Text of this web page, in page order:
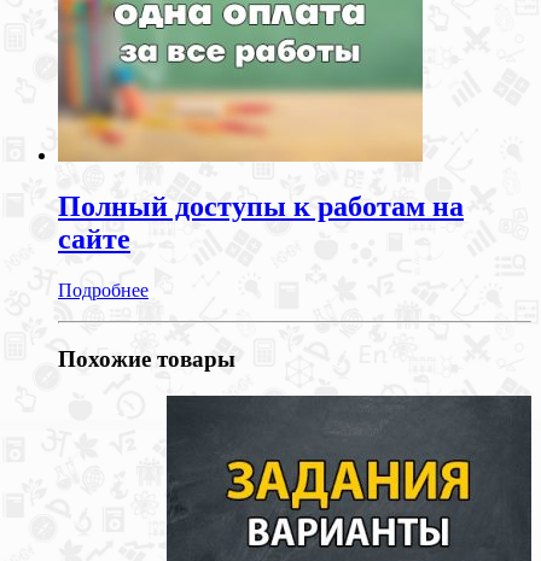
Полный доступы к работам на
сайте
Подробнее
Похожие товары